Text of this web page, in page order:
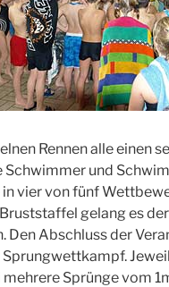
Rennen alle einen
Schwimmer und
vier von fünf
gelang es
Den Abschluss der
Sprünge vom